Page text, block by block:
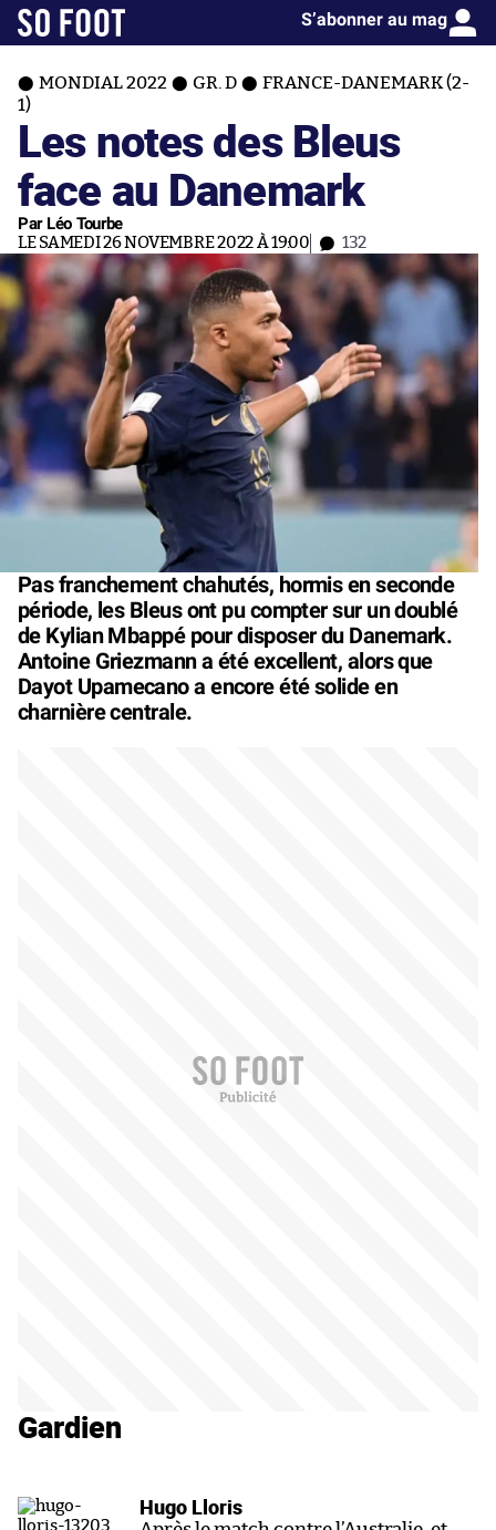
S’abonner au mag
MONDIAL 2022 GR. D
FRANCE-DANEMARK (2-
1)
Les notes des Bleus
face au Danemark
Par Léo Tourbe
LE SAMEDI 26 NOVEMBRE 2022 À 19:00 132
Pas franchement chahutés, hormis en seconde
période, les Bleus ont pu compter sur un doublé
de Kylian Mbappé pour disposer du Danemark.
Antoine Griezmann a été excellent, alors que
Dayot Upamecano a encore été solide en
charnière centrale.
Gardien
Hugo Lloris